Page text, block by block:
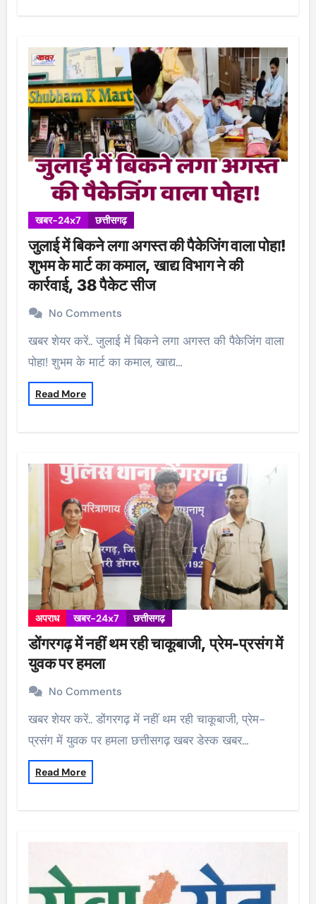
खबर-24x7 छत्तीसगढ़
जुलाई में बिकने लगा अगस्त की पैकेजिंग वाला पोहा!
शुभम के मार्ट का कमाल, खाद्य विभाग ने की
कार्रवाई, 38 पैकेट सीज
No Comments
खबर शेयर करें.. जुलाई में बिकने लगा अगस्त की पैकेजिंग वाला
पोहा! शुभम के मार्ट का कमाल, खाद्य…
Read More
अपराध खबर-24x7 छत्तीसगढ़
डोंगरगढ़ में नहीं थम रही चाकूबाजी, प्रेम-प्रसंग में
युवक पर हमला
No Comments
खबर शेयर करें.. डोंगरगढ़ में नहीं थम रही चाकूबाजी, प्रेम-
प्रसंग में युवक पर हमला छत्तीसगढ़ खबर डेस्क खबर…
Read More